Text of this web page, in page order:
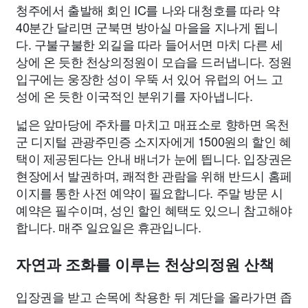
청주에서 출발해 회인 IC를 나와 대청호를 따라 약
40분간 달리면 군북면 방아실 마을을 지나게 됩니
다. 구불구불한 외길을 따라 들어서면 마치 다른 세
상에 온 듯한 천상의정원이 모습을 드러냅니다. 정원
입구에는 웅장한 성이 우뚝 서 있어 유럽의 어느 고
성에 온 듯한 이국적인 분위기를 자아냅니다.
넓은 앞마당에 주차를 마치고 매표소로 향하면 옥천
군 디지털 관광주민증 소지자에게 1500원의 할인 혜
택이 제공된다는 안내 배너가 눈에 띕니다. 입장권은
현장에서 발권하며, 쾌적한 관람을 위해 반드시 홈페
이지를 통한 사전 예약이 필요합니다. 주말 방문 시
예약은 필수이며, 성인 할인 혜택도 있으니 참고해야
합니다. 매주 일요일은 휴관입니다.
자연과 조화를 이루는 천상의정원 산책
입장권을 받고 손목에 착용한 뒤 계단을 올라가면 좁